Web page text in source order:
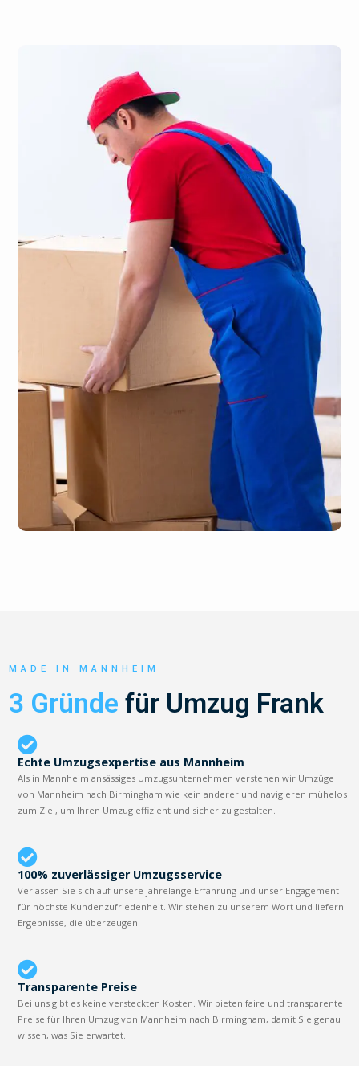
MADE IN MANNHEIM
3 Gründe für Umzug Frank
Echte Umzugsexpertise aus Mannheim
Als in Mannheim ansässiges Umzugsunternehmen verstehen wir Umzüge
von Mannheim nach Birmingham wie kein anderer und navigieren mühelos
zum Ziel, um Ihren Umzug effizient und sicher zu gestalten.
100% zuverlässiger Umzugsservice
Verlassen Sie sich auf unsere jahrelange Erfahrung und unser Engagement
für höchste Kundenzufriedenheit. Wir stehen zu unserem Wort und liefern
Ergebnisse, die überzeugen.
Transparente Preise
Bei uns gibt es keine versteckten Kosten. Wir bieten faire und transparente
Preise für Ihren Umzug von Mannheim nach Birmingham, damit Sie genau
wissen, was Sie erwartet.